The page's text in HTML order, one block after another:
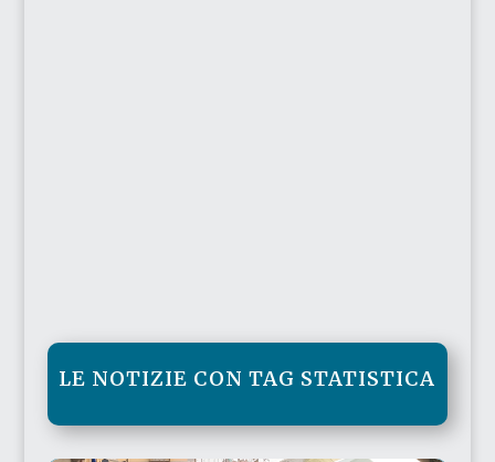
LE NOTIZIE CON TAG STATISTICA